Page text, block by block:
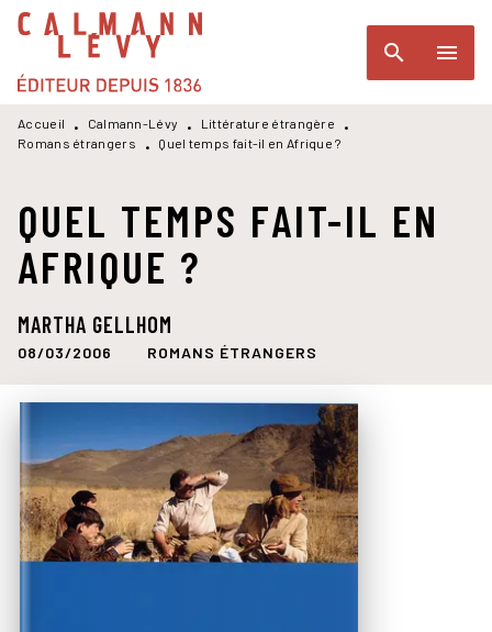
MENU RECHERCHE
PIED DE PAGE
search menu
Accueil • Calmann-Lévy • Littérature étrangère
•
Romans étrangers
• Quel temps fait-il en Afrique ?
QUEL TEMPS FAIT-IL EN
AFRIQUE ?
MARTHA GELLHOM
08/03/2006 ROMANS ÉTRANGERS